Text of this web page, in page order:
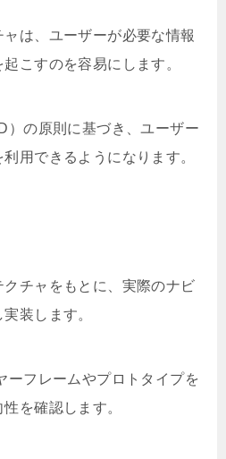
は、ユーザーが必要な情報
こすのを容易にします。
）の原則に基づき、ユーザー
用できるようになります。
チャをもとに、実際のナビ
装します。
ーフレームやプロトタイプを
を確認します。